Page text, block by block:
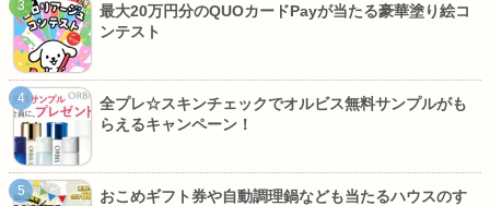
最大20万円分のQUOカードPayが当たる豪華塗り絵コ
ンテスト
全プレ☆スキンチェックでオルビス無料サンプルがも
らえるキャンペーン！
おこめギフト券や自動調理鍋なども当たるハウスのす